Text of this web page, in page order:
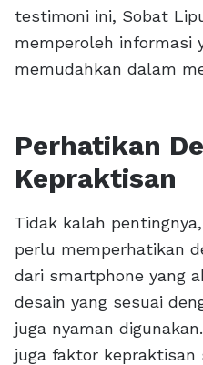
testimoni ini, Sobat
memperoleh informasi
memudahkan dalam
Perhatikan
Kepraktisan
Tidak kalah
perlu memperhatikan
dari smartphone yang
desain yang sesuai
juga nyaman
juga faktor